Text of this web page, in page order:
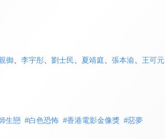
御 李宇彤、 劉士民 夏靖庭 張本渝 王可元
生戀 #白色恐怖 #香港電影金像獎 #惡夢